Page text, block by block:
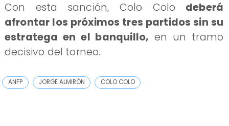
Con esta sanción, Colo Colo deberá
afrontar los próximos tres partidos sin su
estratega en el banquillo, en un tramo
decisivo del torneo.
ANFP JORGE ALMIRÓN COLO COLO